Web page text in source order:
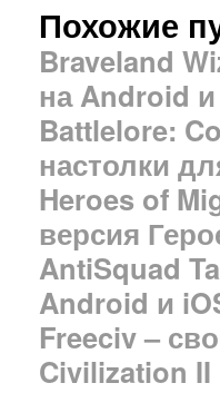
Похожие
Braveland
на Android
Battlelore:
настолки
Heroes of
версия
AntiSquad
Android и
Freeciv –
Civilization